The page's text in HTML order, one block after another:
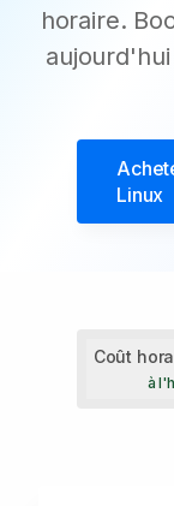
horaire.
Linux
Coût
à